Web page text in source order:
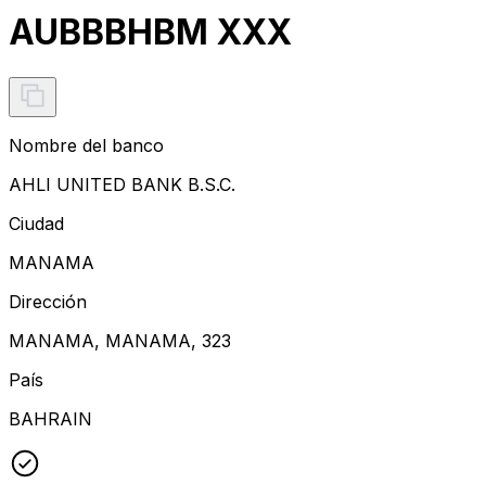
AUBBBHBM XXX
Nombre del banco
AHLI UNITED BANK B.S.C.
Ciudad
MANAMA
Dirección
MANAMA, MANAMA, 323
País
BAHRAIN